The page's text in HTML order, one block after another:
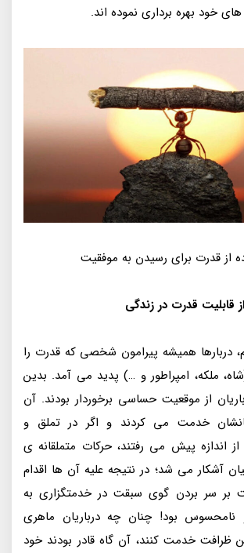
خود بهره برداری نموده اند.
از قدرت برای رسیدن به موفقیت
قابلیت قدرت در زندگی
دربارها هميشه پيرامون شخصى كه قدرت را
ملكه، امپراطور و …) پديد مى‌ آمد. بدين‌
از موقعيت حساسى برخوردار بودند. آن‌
خدمت مى‌ كردند و اگر در تملق و
اندازه پيش مى‌ رفتند، حركات متملقانه‌ ى
آشكار مى‌ شد؛ در نتيجه عليه آن‌ ها اقدام
بر سر بردن گوى سبقت در خدمتگزارى به
و نامحسوس بود! چنان چه درباريان ماهرى
ظرافت خدمت كنند، آن گاه قادر بودند خود